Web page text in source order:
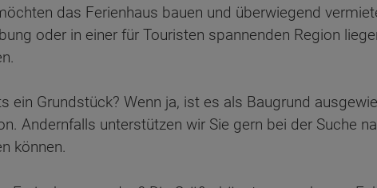
das Ferienhaus bauen und überwiegend
oder in einer für Touristen spannenden Region
ein Grundstück? Wenn ja, ist es als Baugrund
Andernfalls unterstützen wir Sie gern bei der Suche
können.